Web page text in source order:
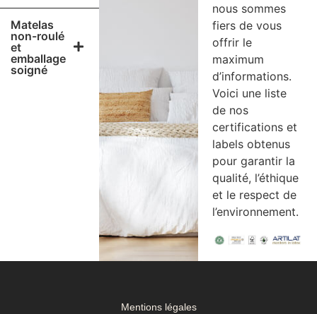
Matelas
non-roulé
et
emballage
soigné
nous sommes
fiers de vous
offrir le
maximum
d’informations.
Voici une liste
de nos
certifications et
labels obtenus
pour garantir la
qualité, l’éthique
et le respect de
l’environnement.
Mentions légales